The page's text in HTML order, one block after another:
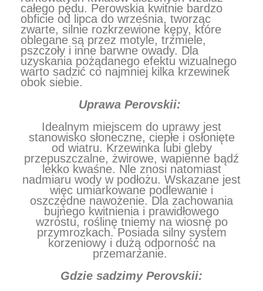
całego pędu. Perowskia kwitnie bardzo
obficie od lipca do września, tworząc
zwarte, silnie rozkrzewione kępy, które
oblegane są przez motyle, trzmiele,
pszczoły i inne barwne owady. Dla
uzyskania pożądanego efektu wizualnego
warto sadzić co najmniej kilka krzewinek
obok siebie.
Uprawa Perovskii:
Idealnym miejscem do uprawy jest
stanowisko słoneczne, ciepłe i osłonięte
od wiatru. Krzewinka lubi gleby
przepuszczalne, żwirowe, wapienne bądź
lekko kwaśne. Nle znosi natomiast
nadmiaru wody w podłożu. Wskazane jest
więc umiarkowane podlewanie i
oszczędne nawożenie. Dla zachowania
bujnego kwitnienia i prawidłowego
wzrostu, roślinę tniemy na wiosnę po
przymrozkach. Posiada silny system
korzeniowy i dużą odporność na
przemarzanie.
Gdzie sadzimy Perovskii: